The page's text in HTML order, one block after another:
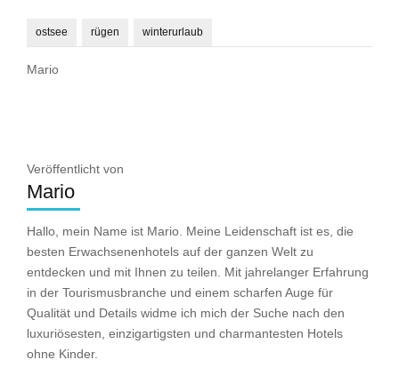
ostsee rügen winterurlaub
Mario
Veröffentlicht von
Mario
Hallo, mein Name ist Mario. Meine Leidenschaft ist es, die
besten Erwachsenenhotels auf der ganzen Welt zu
entdecken und mit Ihnen zu teilen. Mit jahrelanger Erfahrung
in der Tourismusbranche und einem scharfen Auge für
Qualität und Details widme ich mich der Suche nach den
luxuriösesten, einzigartigsten und charmantesten Hotels
ohne Kinder.